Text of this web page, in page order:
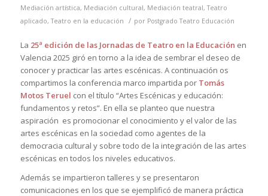
Mediación artística, Mediación cultural, Mediación teatral,Teatro
aplicado,Teatro en la educación / por Postgrado Teatro Educación
La 25ª edición de las Jornadas de Teatro en la Educación en
Valencia 2025 giró en torno a la idea de sembrar el deseo de
conocer y practicar las artes escénicas. A continuación os
compartimos la conferencia marco impartida por Tomás
Motos Teruel con el título “Artes Escénicas y educación:
fundamentos y retos”. En ella se planteo que nuestra
aspiración es promocionar el conocimiento y el valor de las
artes escénicas en la sociedad como agentes de la
democracia cultural y sobre todo de la integración de las artes
escénicas en todos los niveles educativos.
Además se impartieron talleres y se presentaron
comunicaciones en los que se ejemplificó de manera práctica